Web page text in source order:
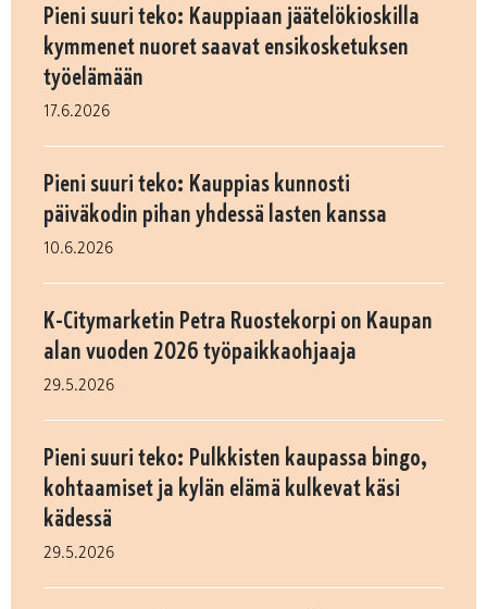
Pieni suuri teko: Kauppiaan jäätelökioskilla
kymmenet nuoret saavat ensikosketuksen
työelämään
17.6.2026
Pieni suuri teko: Kauppias kunnosti
päiväkodin pihan yhdessä lasten kanssa
10.6.2026
K-Citymarketin Petra Ruostekorpi on Kaupan
alan vuoden 2026 työpaikkaohjaaja
29.5.2026
Pieni suuri teko: Pulkkisten kaupassa bingo,
kohtaamiset ja kylän elämä kulkevat käsi
kädessä
29.5.2026